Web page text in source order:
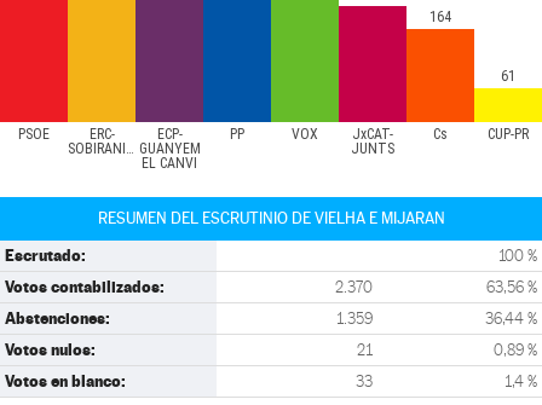
PSOE
ERC-
SOBIRANISTES
ECP-
GUANYEM
EL CANVI
PP VOX
JxCAT-
JUNTS
Cs CUP-PR
164
61
RESUMEN DEL ESCRUTINIO DE VIELHA E MIJARAN
Escrutado: 100 %
Votos contabilizados: 2.370 63,56 %
Abstenciones: 1.359 36,44 %
Votos nulos: 21 0,89 %
Votos en blanco: 33 1,4 %